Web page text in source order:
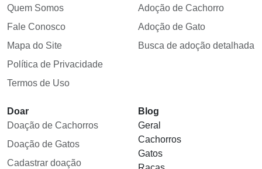
Quem Somos
Fale Conosco
Mapa do Site
Política de Privacidade
Termos de Uso
Adoção de Cachorro
Adoção de Gato
Busca de adoção detalhada
Doar
Doação de Cachorros
Doação de Gatos
Cadastrar doação
Blog
Geral
Cachorros
Gatos